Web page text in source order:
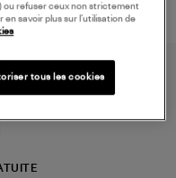
ou refuser ceux non strictement
savoir plus sur l’utilisation de
tous les cookies